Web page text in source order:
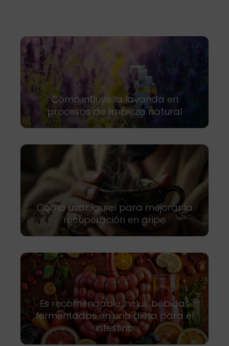
Cómo influye la lavanda en
procesos de limpieza natural
Cómo usar laurel para mejorar la
recuperación en gripe
Es recomendable incluir bebidas
fermentadas en una dieta para el
intestino